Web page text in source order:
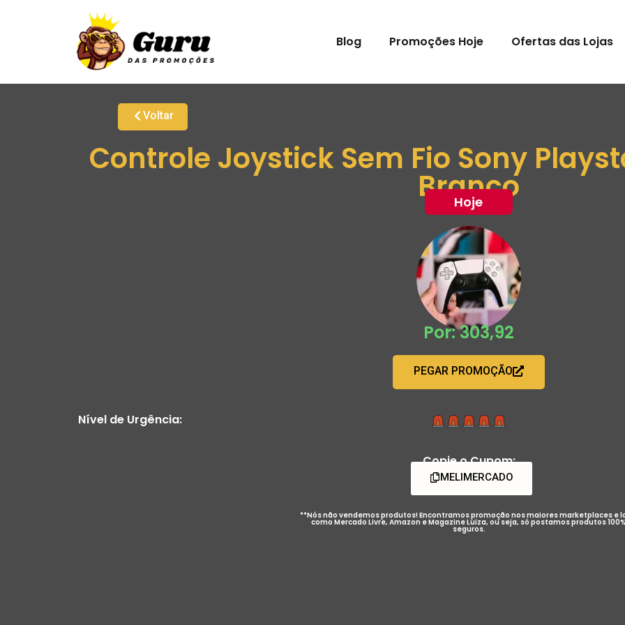
Blog Promoções Hoje Ofertas das Lojas
Voltar
Controle Joystick Sem Fio Sony
Branco
Hoje
Por: 303,92
PEGAR PROMOÇÃO
Nível de Urgência:
Copie o Cupom:
MELIMERCADO
**Nós não vendemos produtos! Encontramos promoção nos maiores marketplaces e
como Mercado Livre, Amazon e Magazine Luiza, ou seja, só postamos produtos 100%
seguros.